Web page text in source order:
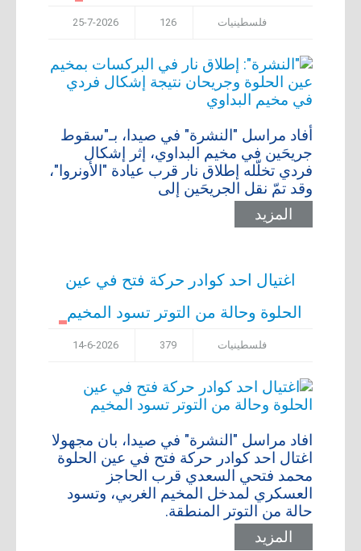
25-7-2026 126 فلسطينيات
أفاد مراسل "النشرة" في صيدا، بـ"سقوط
جريحَين في ​مخيم البداوي​، إثر إشكال
فردي تخلّله إطلاق نار قرب عيادة "الأونروا"،
وقد تمّ نقل الجريحَين إلى
المزيد
اغتيال احد كوادر حركة فتح في عين
الحلوة وحالة من التوتر تسود المخيم
14-6-2026 379 فلسطينيات
افاد مراسل "النشرة" في ​صيدا​، بان مجهولا
اغتال احد كوادر حركة فتح في عين الحلوة ​
محمد فتحي السعدي​ قرب الحاجز
العسكري لمدخل المخيم الغربي، وتسود
حالة من التوتر المنطقة.
المزيد